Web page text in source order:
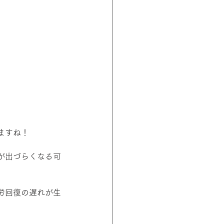
すね！
出づらくなる可
回復の遅れが生